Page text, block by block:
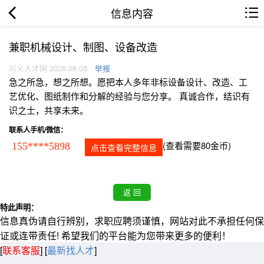
信息内容
兼职机械设计、制图、设备改造
兴义人才网 2026.08.08 举报
急之所急，想之所想。愿把本人多年非标设备设计、改造、工
艺优化、图纸制作和分解的经验与您分享。 真诚合作，结识有
识之士，共享未来。
联系人手机/微信：
155****5898 点击查看完整信息 (查看需要80金币)
特此声明：
信息真伪请自行辨别，求职应聘须谨慎，网站对此不承担任何保
证或连带责任! 希望我们的平台能为您带来更多的便利！
[联系客服] [最新找人才]